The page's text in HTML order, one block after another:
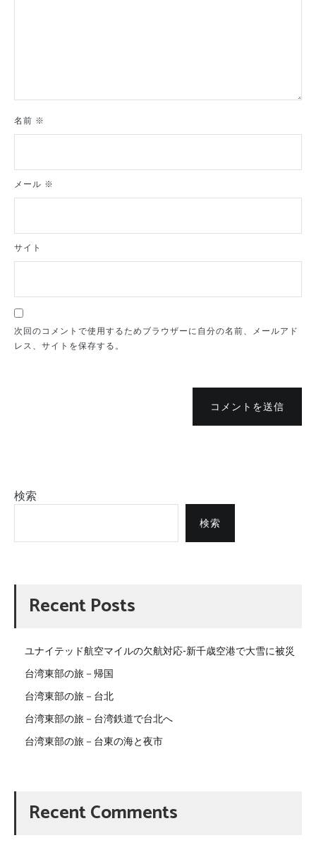
名前 ※
メール ※
サイト
次回のコメントで使用するためブラウザーに自分の名前、メールアド
レス、サイトを保存する。
コメントを送信
検索
検索
Recent Posts
ユナイテッド航空マイルの欠航対応-新千歳空港で大雪に被災
台湾東部の旅－帰国
台湾東部の旅－台北
台湾東部の旅－台湾鉄道で台北へ
台湾東部の旅－台東の海と夜市
Recent Comments